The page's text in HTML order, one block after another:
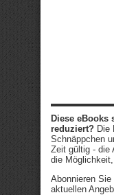
Diese
reduziert? Die
Schnäppchen
Zeit gültig - die
die
Abonnieren Sie
aktuellen